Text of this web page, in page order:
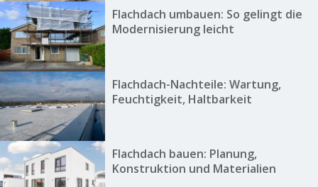
Flachdach umbauen: So gelingt die
Modernisierung leicht
Flachdach-Nachteile: Wartung,
Feuchtigkeit, Haltbarkeit
Flachdach bauen: Planung,
Konstruktion und Materialien